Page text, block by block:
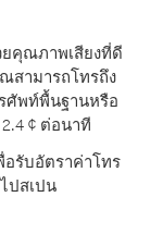
คุณภาพเสียงที่ดี
สามารถโทรถึง
ศัพท์พื้นฐานหรือ
¢ ต่อนาที
อรับอัตราค่าโทร
ปสเปน